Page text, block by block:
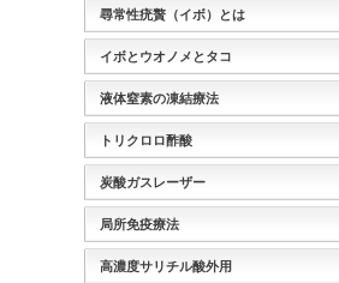
尋常性疣贅（イボ）とは
イボとウオノメとタコ
液体窒素の凍結療法
トリクロロ酢酸
炭酸ガスレーザー
局所免疫療法
高濃度サリチル酸外用